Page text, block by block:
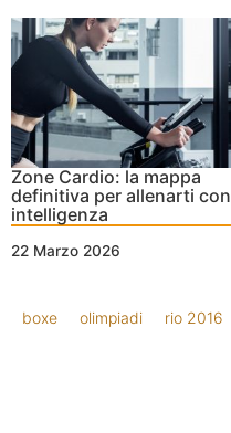
Zone Cardio: la mappa
definitiva per allenarti con
intelligenza
22 Marzo 2026
boxe olimpiadi rio 2016